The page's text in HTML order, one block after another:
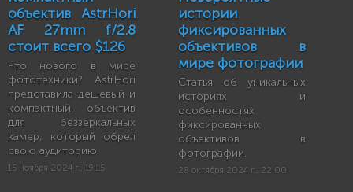
объектив AstrHori
AF 27mm f/2.8
стоит всего $126
Что нового в мире
фототехники? AstrHori
представила дешевый и
компактный объектив
для беззеркальных
камер, который обрел
свою аудиторию.
15 ноября 2024 г., 19:15
истории
фиксированных
объективов в
мире фотографии
Статья об уникальных
историях и
особенностях
фиксированных
объективов в
фотографии.
28 октября 2024 г., 22:00